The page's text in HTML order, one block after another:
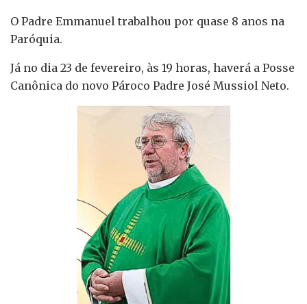
O Padre Emmanuel trabalhou por quase 8 anos na
Paróquia.
Já no dia 23 de fevereiro, às 19 horas, haverá a Posse
Canônica do novo Pároco Padre José Mussiol Neto.